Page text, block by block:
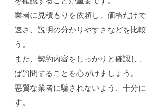
業者に見積もりを依頼し、価格だけ
速さ、説明の分かりやすさなどを比
う。
また、契約内容をしっかりと確認し
ば質問することを心がけましょう。
悪質な業者に騙されないよう、十分
す。